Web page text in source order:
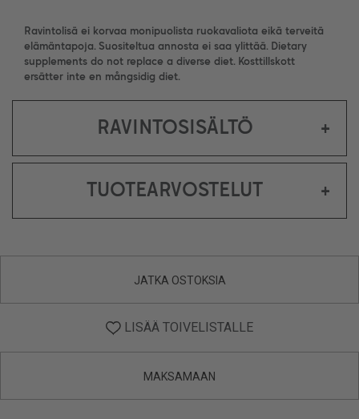
Ravintolisä ei korvaa monipuolista ruokavaliota eikä terveitä
elämäntapoja. Suositeltua annosta ei saa ylittää. Dietary
supplements do not replace a diverse diet. Kosttillskott
ersätter inte en mångsidig diet.
RAVINTOSISÄLTÖ +
TUOTEARVOSTELUT +
JATKA OSTOKSIA
LISÄÄ TOIVELISTALLE
MAKSAMAAN